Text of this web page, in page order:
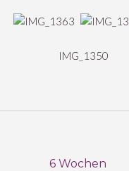
6 Wochen